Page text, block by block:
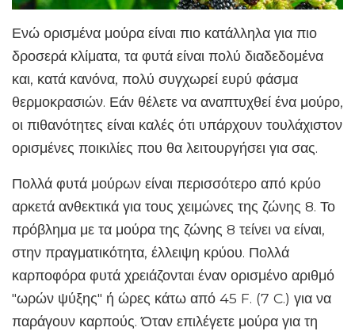
Ενώ ορισμένα μούρα είναι πιο κατάλληλα για πιο
δροσερά κλίματα, τα φυτά είναι πολύ διαδεδομένα
και, κατά κανόνα, πολύ συγχωρεί ευρύ φάσμα
θερμοκρασιών. Εάν θέλετε να αναπτυχθεί ένα μούρο,
οι πιθανότητες είναι καλές ότι υπάρχουν τουλάχιστον
ορισμένες ποικιλίες που θα λειτουργήσει για σας.
Πολλά φυτά μούρων είναι περισσότερο από κρύο
αρκετά ανθεκτικά για τους χειμώνες της ζώνης 8. Το
πρόβλημα με τα μούρα της ζώνης 8 τείνει να είναι,
στην πραγματικότητα, έλλειψη κρύου. Πολλά
καρποφόρα φυτά χρειάζονται έναν ορισμένο αριθμό
"ωρών ψύξης" ή ώρες κάτω από 45 F. (7 C.) για να
παράγουν καρπούς. Όταν επιλέγετε μούρα για τη